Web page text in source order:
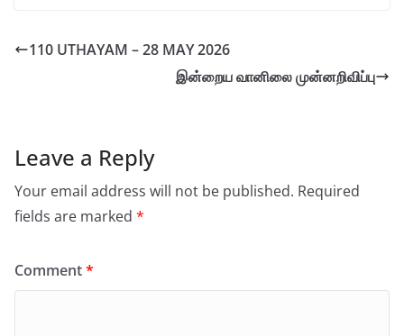
110 UTHAYAM – 28 MAY 2026
இன்றைய வானிலை முன்னறிவிப்பு
Leave a Reply
Your email address will not be published. Required
fields are marked *
Comment*